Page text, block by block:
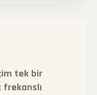
tek bir